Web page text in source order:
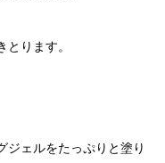
ります。
ジェルをたっぷりと塗り